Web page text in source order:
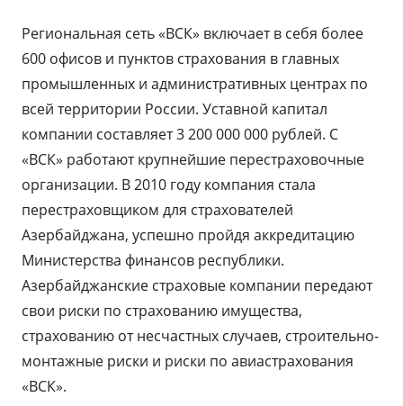
Региональная сеть «ВСК» включает в себя более
600 офисов и пунктов страхования в главных
промышленных и административных центрах по
всей территории России. Уставной капитал
компании составляет 3 200 000 000 рублей. С
«ВСК» работают крупнейшие перестраховочные
организации. В 2010 году компания стала
перестраховщиком для страхователей
Азербайджана, успешно пройдя аккредитацию
Министерства финансов республики.
Азербайджанские страховые компании передают
свои риски по страхованию имущества,
страхованию от несчастных случаев, строительно-
монтажные риски и риски по авиастрахования
«ВСК».